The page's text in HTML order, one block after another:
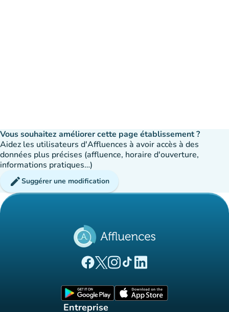
Vous souhaitez améliorer cette page établissement ?
Aidez les utilisateurs d'Affluences à avoir accès à des
données plus précises (affluence, horaire d'ouverture,
informations pratiques…)
editSuggérer une modification
(nouvel onglet)
(nouvel onglet)
(nouvel onglet)
(nouvel onglet)
(nouvel onglet)
Entreprise